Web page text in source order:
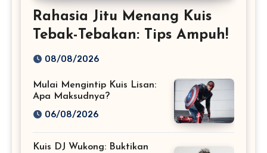
Rahasia Jitu Menang Kuis
Tebak-Tebakan: Tips Ampuh!
08/08/2026
Mulai Mengintip Kuis Lisan:
Apa Maksudnya?
06/08/2026
Kuis DJ Wukong: Buktikan